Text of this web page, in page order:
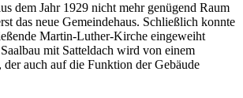
dem Jahr 1929 nicht mehr genügend Raum
das neue Gemeindehaus. Schließlich konnte
Martin-Luther-Kirche eingeweiht
mit Satteldach wird von einem
auch auf die Funktion der Gebäude